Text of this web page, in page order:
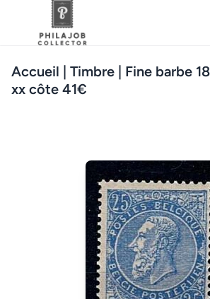
Accueil | Timbre | Fine barbe
xx côte 41€